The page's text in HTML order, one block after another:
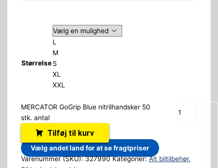
Størrelse
L
M
S
XL
XXL
MERCATOR GoGrip Blue nitrilhandsker 50
stk. antal
Tilføj til kurv
Vælg andet land for at se fragtpriser
Varenummer (SKU):327990 Kategorier:Alt biltilbehør,